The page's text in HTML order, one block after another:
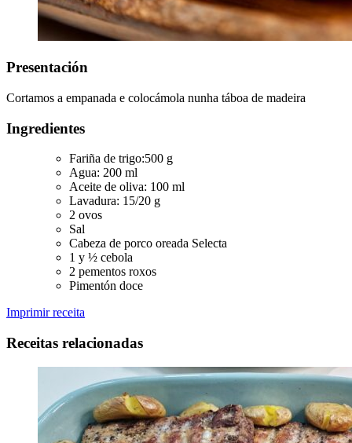
Presentación
Cortamos a empanada e colocámola nunha táboa de madeira
Ingredientes
Fariña de trigo:500 g
Agua: 200 ml
Aceite de oliva: 100 ml
Lavadura: 15/20 g
2 ovos
Sal
Cabeza de porco oreada Selecta
1 y ½ cebola
2 pementos roxos
Pimentón doce
Imprimir receita
Receitas relacionadas